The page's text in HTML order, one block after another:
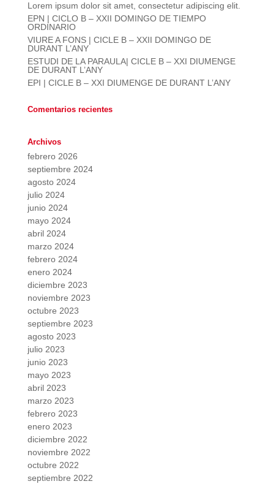
Lorem ipsum dolor sit amet, consectetur adipiscing elit.
EPN | CICLO B – XXII DOMINGO DE TIEMPO
ORDINARIO
VIURE A FONS | CICLE B – XXII DOMINGO DE
DURANT L’ANY
ESTUDI DE LA PARAULA| CICLE B – XXI DIUMENGE
DE DURANT L’ANY
EPI | CICLE B – XXI DIUMENGE DE DURANT L’ANY
Comentarios recientes
Archivos
febrero 2026
septiembre 2024
agosto 2024
julio 2024
junio 2024
mayo 2024
abril 2024
marzo 2024
febrero 2024
enero 2024
diciembre 2023
noviembre 2023
octubre 2023
septiembre 2023
agosto 2023
julio 2023
junio 2023
mayo 2023
abril 2023
marzo 2023
febrero 2023
enero 2023
diciembre 2022
noviembre 2022
octubre 2022
septiembre 2022